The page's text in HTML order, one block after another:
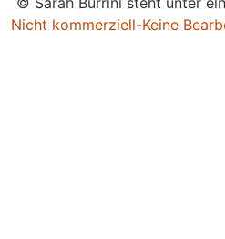
Nicht kommerziell-Keine